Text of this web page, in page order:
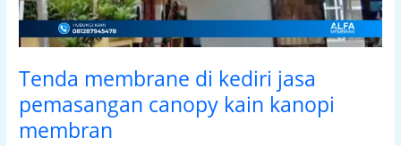
Tenda membrane di kediri jasa
pemasangan canopy kain kanopi
membran